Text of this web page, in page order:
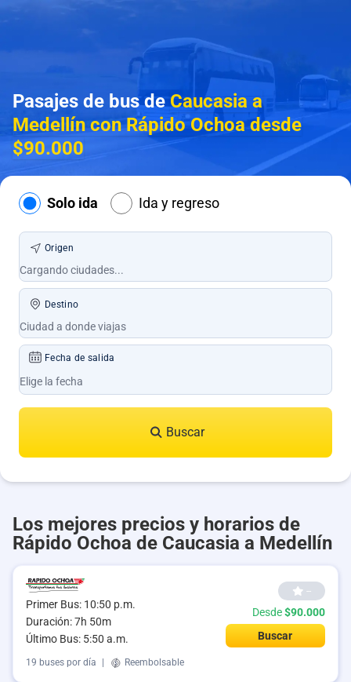
Pasajes de bus deCaucasia a
Medellín con Rápido Ochoa desde
$90.000
Solo ida Ida y regreso
Origen
Destino
Fecha de salida
Buscar
Los mejores precios y horarios de
Rápido Ochoa de Caucasia a Medellín
Primer Bus: 10:50 p.m.
Duración: 7h 50m
Último Bus: 5:50 a.m.
--
Desde$90.000
Buscar
19 buses por día Reembolsable